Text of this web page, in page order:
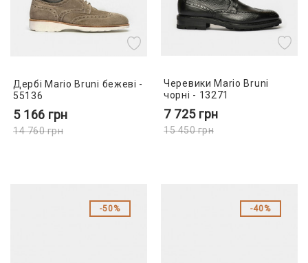
Дербі Mario Bruni бежеві -
55136
5 166 грн
14 760грн
Черевики Mario Bruni
чорні - 13271
7 725 грн
15 450грн
50% 40%